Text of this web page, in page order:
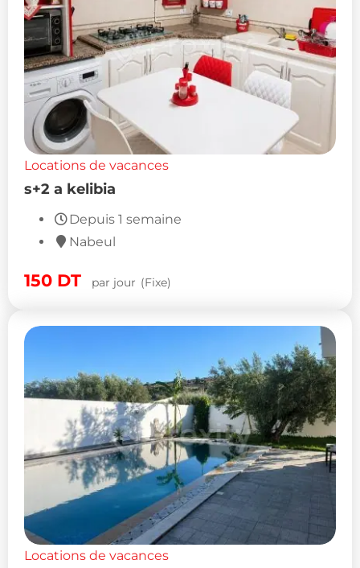
Locations de vacances
s+2 a kelibia
Depuis 1 semaine
Nabeul
150 DT par jour (Fixe)
Locations de vacances